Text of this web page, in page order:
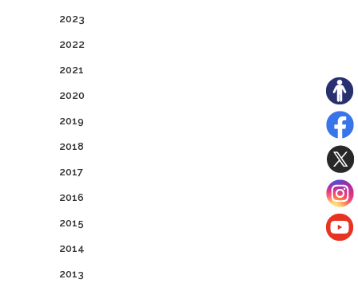
2023
2022
2021
2020
2019
2018
2017
2016
2015
2014
2013